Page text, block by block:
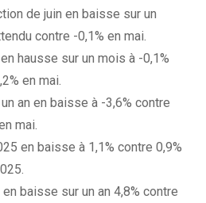
de juin en baisse sur un
contre -0,1% en mai.
hausse sur un mois à -0,1%
en mai.
an en baisse à -3,6% contre
mai.
en baisse à 1,1% contre 0,9%
baisse sur un an 4,8% contre